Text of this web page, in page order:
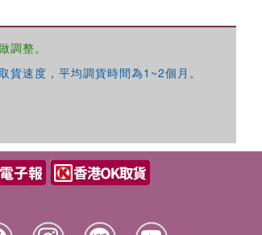
整。
速度，平均調貨時間為1~2個月。